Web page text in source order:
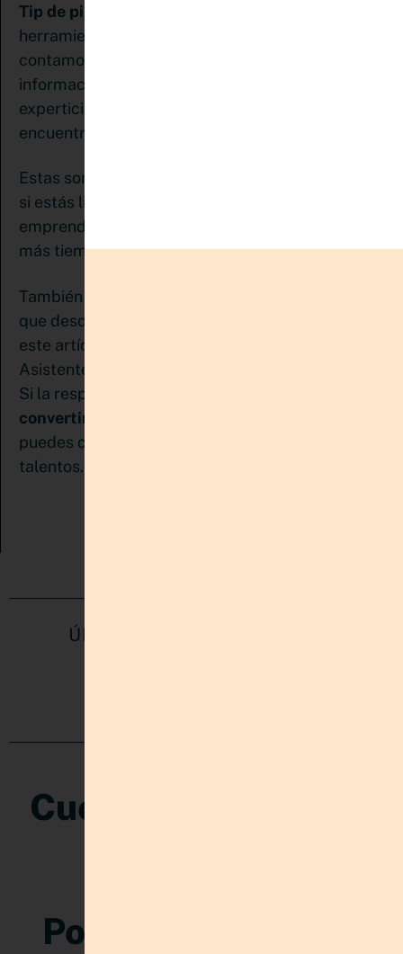
Tip de pinemprendedora:
herramientas que tienes. Afortunadamente
contamos con muchas plataformas que ofrecen
información y contenido en todas las áreas de
experticia y para todos los nichos y se
encuentran al alcance de un clic
Estas son las 7 señales que te pueden confirmar
si estás lista para comenzar con tu
emprendimiento o si por el contrario, necesitas
más tiempo y trabajo antes de dar el gran salto.
También te comparto algunas recomendaciones
que desde mi propia experiencia . Y luego de leer
este artículo ¿Estás lista para emprender como
Asistente Virtual Pinterest o Pinterest Manager?
Si la respuesta es sí,
convertirte en Pinterest Manager
puedes comenzar a ganar dinero con tus
talentos.
ÚNETE A MI COMUNIDAD EN
Cuéntame que te ha
Post Relacionados